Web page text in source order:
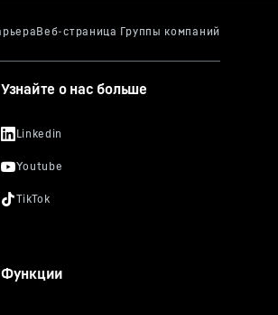
Узнайте о нас больше
Функции